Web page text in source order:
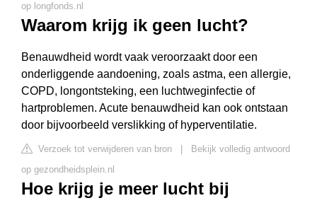
op longfonds.nl
Waarom krijg ik geen lucht?
Benauwdheid wordt vaak veroorzaakt door een
onderliggende aandoening, zoals astma, een allergie,
COPD, longontsteking, een luchtweginfectie of
hartproblemen. Acute benauwdheid kan ook ontstaan
door bijvoorbeeld verslikking of hyperventilatie.
Verzoek tot verwijderen van bron
Bekijk volledig antwoord
op gezondheidsplein.nl
Hoe krijg je meer lucht bij